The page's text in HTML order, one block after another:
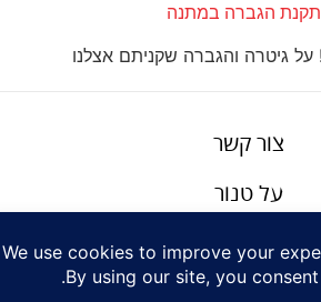
הגברה במתנה
גיטרה והגברה שקניתם אצלנו
צור קשר
על טנור
והגבלות
© Tenor Music
Design: Eshel